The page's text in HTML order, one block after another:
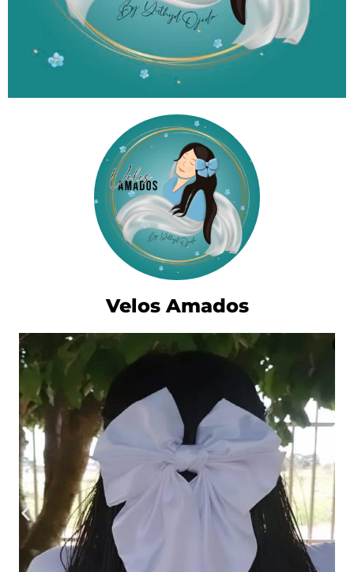
Velos Amados